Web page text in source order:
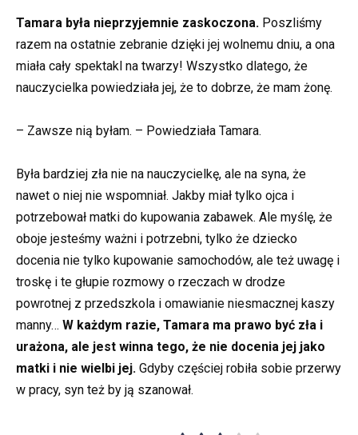
Tamara była nieprzyjemnie zaskoczona. Poszliśmy
razem na ostatnie zebranie dzięki jej wolnemu dniu, a ona
miała cały spektakl na twarzy! Wszystko dlatego, że
nauczycielka powiedziała jej, że to dobrze, że mam żonę.
– Zawsze nią byłam. – Powiedziała Tamara.
Była bardziej zła nie na nauczycielkę, ale na syna, że
nawet o niej nie wspomniał. Jakby miał tylko ojca i
potrzebował matki do kupowania zabawek. Ale myślę, że
oboje jesteśmy ważni i potrzebni, tylko że dziecko
docenia nie tylko kupowanie samochodów, ale też uwagę i
troskę i te głupie rozmowy o rzeczach w drodze
powrotnej z przedszkola i omawianie niesmacznej kaszy
manny… W każdym razie, Tamara ma prawo być zła i
urażona, ale jest winna tego, że nie docenia jej jako
matki i nie wielbi jej. Gdyby częściej robiła sobie przerwy
w pracy, syn też by ją szanował.